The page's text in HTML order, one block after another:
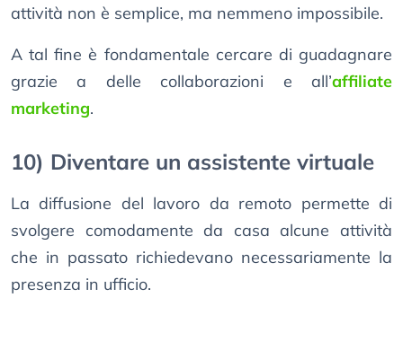
attività non è semplice, ma nemmeno impossibile.
A tal fine è fondamentale cercare di guadagnare
grazie a delle collaborazioni e all’affiliate
marketing.
10) Diventare un assistente virtuale
La diffusione del lavoro da remoto permette di
svolgere comodamente da casa alcune attività
che in passato richiedevano necessariamente la
presenza in ufficio.